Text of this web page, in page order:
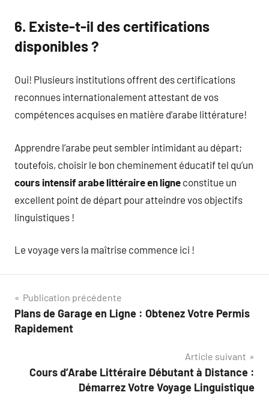
6. Existe-t-il des certifications
disponibles ?
Oui! Plusieurs institutions offrent des certifications
reconnues internationalement attestant de vos
compétences acquises en matière d’arabe littérature!
Apprendre l’arabe peut sembler intimidant au départ;
toutefois, choisir le bon cheminement éducatif tel qu’un
cours intensif arabe littéraire en ligne constitue un
excellent point de départ pour atteindre vos objectifs
linguistiques !
Le voyage vers la maîtrise commence ici !
Navigation
de
Publication précédente
Plans de Garage en Ligne : Obtenez Votre Permis
Rapidement
Article suivant
Cours d’Arabe Littéraire Débutant à Distance :
Démarrez Votre Voyage Linguistique